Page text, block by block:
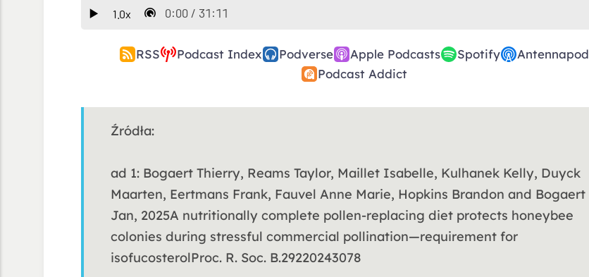
RSS Podcast Index Podverse Apple Podcasts Spotify
Antennapod
Podcast Addict
Źródła:
ad 1: Bogaert Thierry, Reams Taylor, Maillet Isabelle, Kulhanek Kelly, Duyck
Maarten, Eertmans Frank, Fauvel Anne Marie, Hopkins Brandon and Bogaert
Jan, 2025A nutritionally complete pollen-replacing diet protects honeybee
colonies during stressful commercial pollination—requirement for
isofucosterolProc. R. Soc. B.29220243078